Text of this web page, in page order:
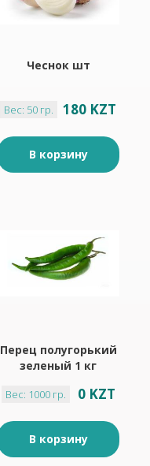
Чеснок шт
Вес: 50 гр. 180 KZT
В корзину
Перец полугорький
зеленый 1 кг
Вес: 1000 гр. 0 KZT
В корзину